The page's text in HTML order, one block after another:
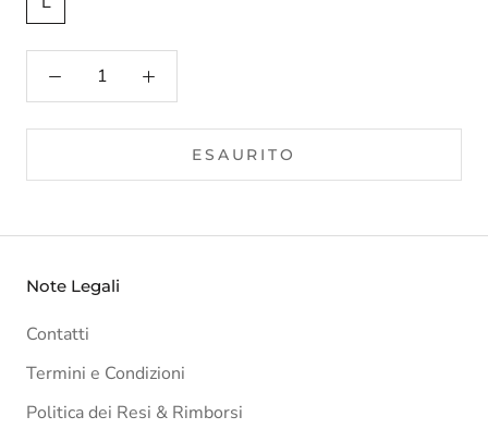
ESAURITO
Note Legali
Contatti
Termini e Condizioni
Politica dei Resi & Rimborsi